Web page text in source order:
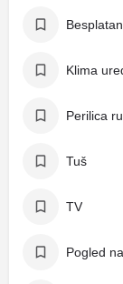
Klima
Perilica
Tuš
TV
Pogled